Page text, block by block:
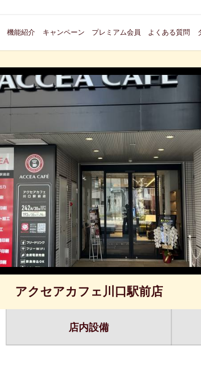
機能紹介 キャンペーン プレミアム会員 よくある質問
アクセアカフェ川口駅前店
店内設備